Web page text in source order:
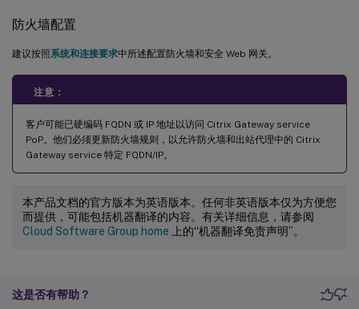
防火墙配置
建议按照系统和连接要求中所述配置防火墙和安全 Web 网关。
注意：
客户可能已硬编码 FQDN 或 IP 地址以访问 Citrix Gateway service
PoP。他们必须更新防火墙规则，以允许防火墙和出站代理中的 Citrix
Gateway service 特定 FQDN/IP。
本产品文档的官方版本为英语版本。任何非英语版本仅为方便您
而提供，可能包括机器翻译的内容。有关详细信息，请参阅
Cloud Software Group home 上的“机器翻译免责声明”。
这是否有帮助？